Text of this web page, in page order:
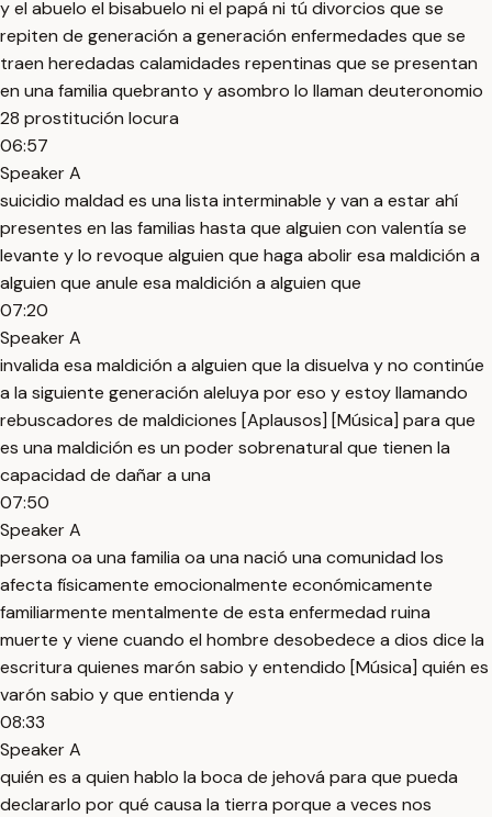
y el abuelo el bisabuelo ni el papá ni tú divorcios que se
repiten de generación a generación enfermedades que se
traen heredadas calamidades repentinas que se presentan
en una familia quebranto y asombro lo llaman deuteronomio
28 prostitución locura
06:57
Speaker A
suicidio maldad es una lista interminable y van a estar ahí
presentes en las familias hasta que alguien con valentía se
levante y lo revoque alguien que haga abolir esa maldición a
alguien que anule esa maldición a alguien que
07:20
Speaker A
invalida esa maldición a alguien que la disuelva y no continúe
a la siguiente generación aleluya por eso y estoy llamando
rebuscadores de maldiciones [Aplausos] [Música] para que
es una maldición es un poder sobrenatural que tienen la
capacidad de dañar a una
07:50
Speaker A
persona oa una familia oa una nació una comunidad los
afecta físicamente emocionalmente económicamente
familiarmente mentalmente de esta enfermedad ruina
muerte y viene cuando el hombre desobedece a dios dice la
escritura quienes marón sabio y entendido [Música] quién es
varón sabio y que entienda y
08:33
Speaker A
quién es a quien hablo la boca de jehová para que pueda
declararlo por qué causa la tierra porque a veces nos